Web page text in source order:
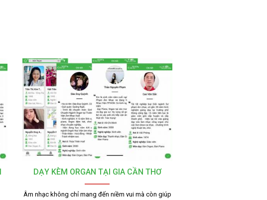
DẠY KÈM ORGAN TẠI GIA CẦN THƠ
Âm nhạc không chỉ mang đến niềm vui mà còn giúp